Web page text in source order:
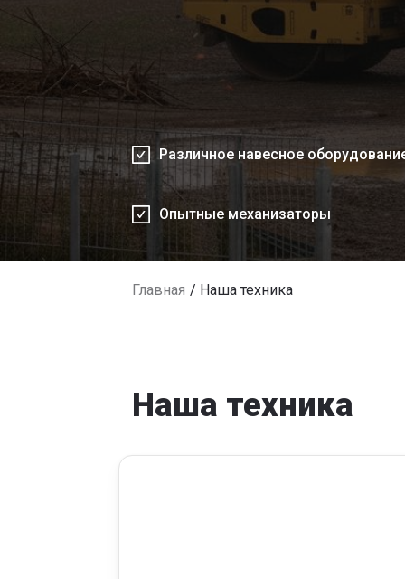
Различное навесное
Опытные механизаторы
Главная Наша техника
Наша техника